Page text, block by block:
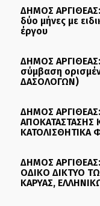
ΔΗΜΟΣ
δύο μήνες με
έργου
ΔΗΜΟΣ
σύμβαση
ΔΑΣΟΛΟΓΩΝ)
ΔΗΜΟΣ ΑΡΓΙΘΕΑΣ:
ΑΠΟΚΑΤΑΣΤΑΣΗΣ
ΚΑΤΟΛΙΣΘΗΤΙΚΑ
ΔΗΜΟΣ
ΟΔΙΚΟ ΔΙΚΤΥΟ
ΚΑΡΥΑΣ,